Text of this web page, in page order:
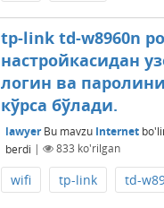
tp-link td-w8960n
настройкасидан
логин ва
кўрса бўлади.
lawyer Bu mavzu Internet
berdi | 833 ko'rilgan
wifi tp-link td-